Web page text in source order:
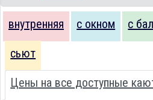
внутренняя с окном с
сьют
Цены на все доступные